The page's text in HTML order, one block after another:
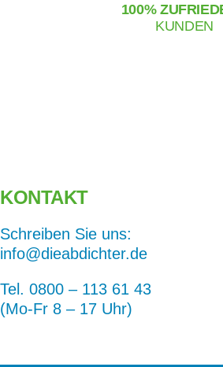
100%
KUNDEN
KONTAKT
Schreiben Sie uns:
info@dieabdichter.de
Tel. 0800 – 113 61 43
(Mo-Fr 8 – 17 Uhr)